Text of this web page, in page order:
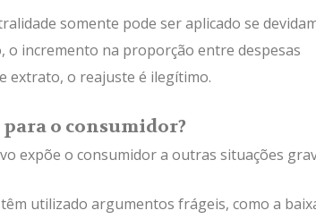
somente pode ser aplicado se
incremento na proporção entre despesas
extrato, o reajuste é ilegítimo.
o consumidor?
expõe o consumidor a outras situações
utilizado argumentos frágeis, como a